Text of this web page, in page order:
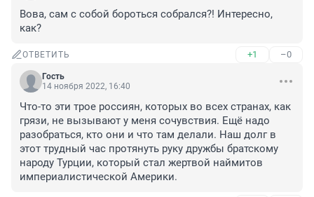
Вова, сам с собой бороться собрался?! Интересно,
как?
ОТВЕТИТЬ +1 –0
Гость
14 ноября 2022, 16:40
Что-то эти трое россиян, которых во всех странах, как
грязи, не вызывают у меня сочувствия. Ещё надо
разобраться, кто они и что там делали. Наш долг в
этот трудный час протянуть руку дружбы братскому
народу Турции, который стал жертвой наймитов
империалистической Америки.